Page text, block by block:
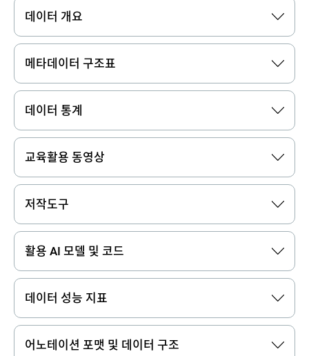
데이터 개요
메타데이터 구조표
데이터 통계
교육활용 동영상
저작도구
활용 AI 모델 및 코드
데이터 성능 지표
어노테이션 포맷 및 데이터 구조